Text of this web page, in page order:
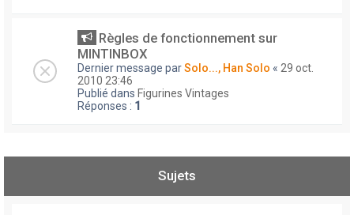
Règles de fonctionnement sur
MINTINBOX
Dernier message parSolo..., Han Solo « 29 oct.
2010 23:46
Publié dans Figurines Vintages
Réponses : 1
Sujets